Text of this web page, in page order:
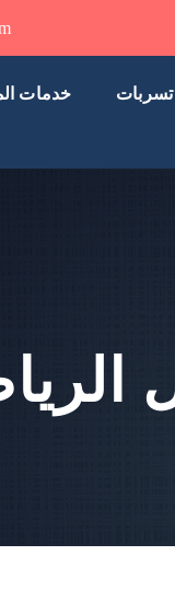
خدمات